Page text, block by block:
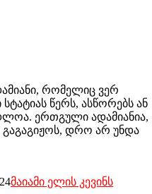
რომელიც ვერ
წერს, ასწორებს ან
ერთგული ადამიანია,
გაგაგიჟოს, დრო არ უნდა
მაიამი ელის კევინს